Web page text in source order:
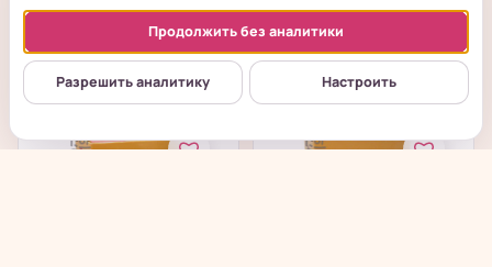
от 480₽
→
от 480₽
Продолжить без аналитики
Разрешить аналитику Настроить